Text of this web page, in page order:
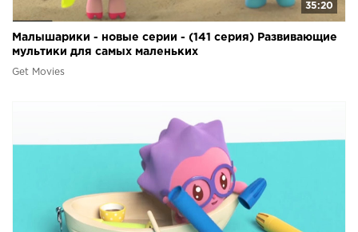
35:20
Малышарики - новые серии - (141 серия) Развивающие
мультики для самых маленьких
Get Movies